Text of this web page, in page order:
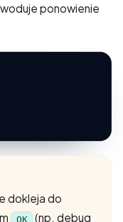
ponowienie
dokleja do
OK (np. debug